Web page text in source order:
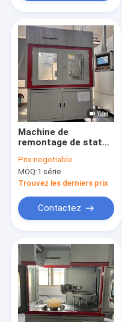
Machine de
remontage de stator
Prix:negotiable
MOQ:1 série
Trouvez les derniers prix
Contactez